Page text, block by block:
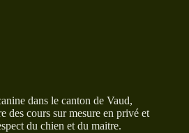
dans le canton de Vaud,
des cours sur mesure en privé et
du chien et du maitre.